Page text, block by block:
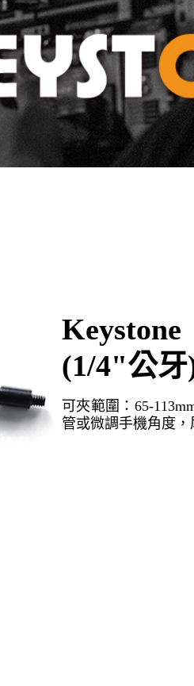
(1/4"公牙
可夾範圍：65-
管或微調手機角度